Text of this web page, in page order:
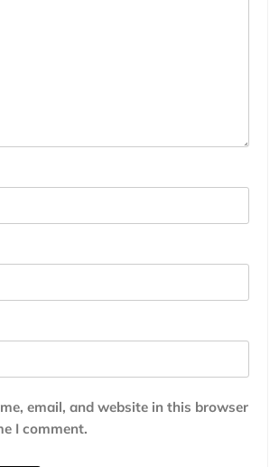
email, and website in this browser
I comment.